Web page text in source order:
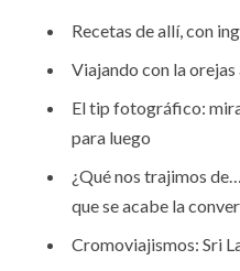
Recetas de allí, con
Viajando con la
El tip fotográfico:
para luego
¿Qué nos trajimos
que se acabe la
Cromoviajismos: Sri